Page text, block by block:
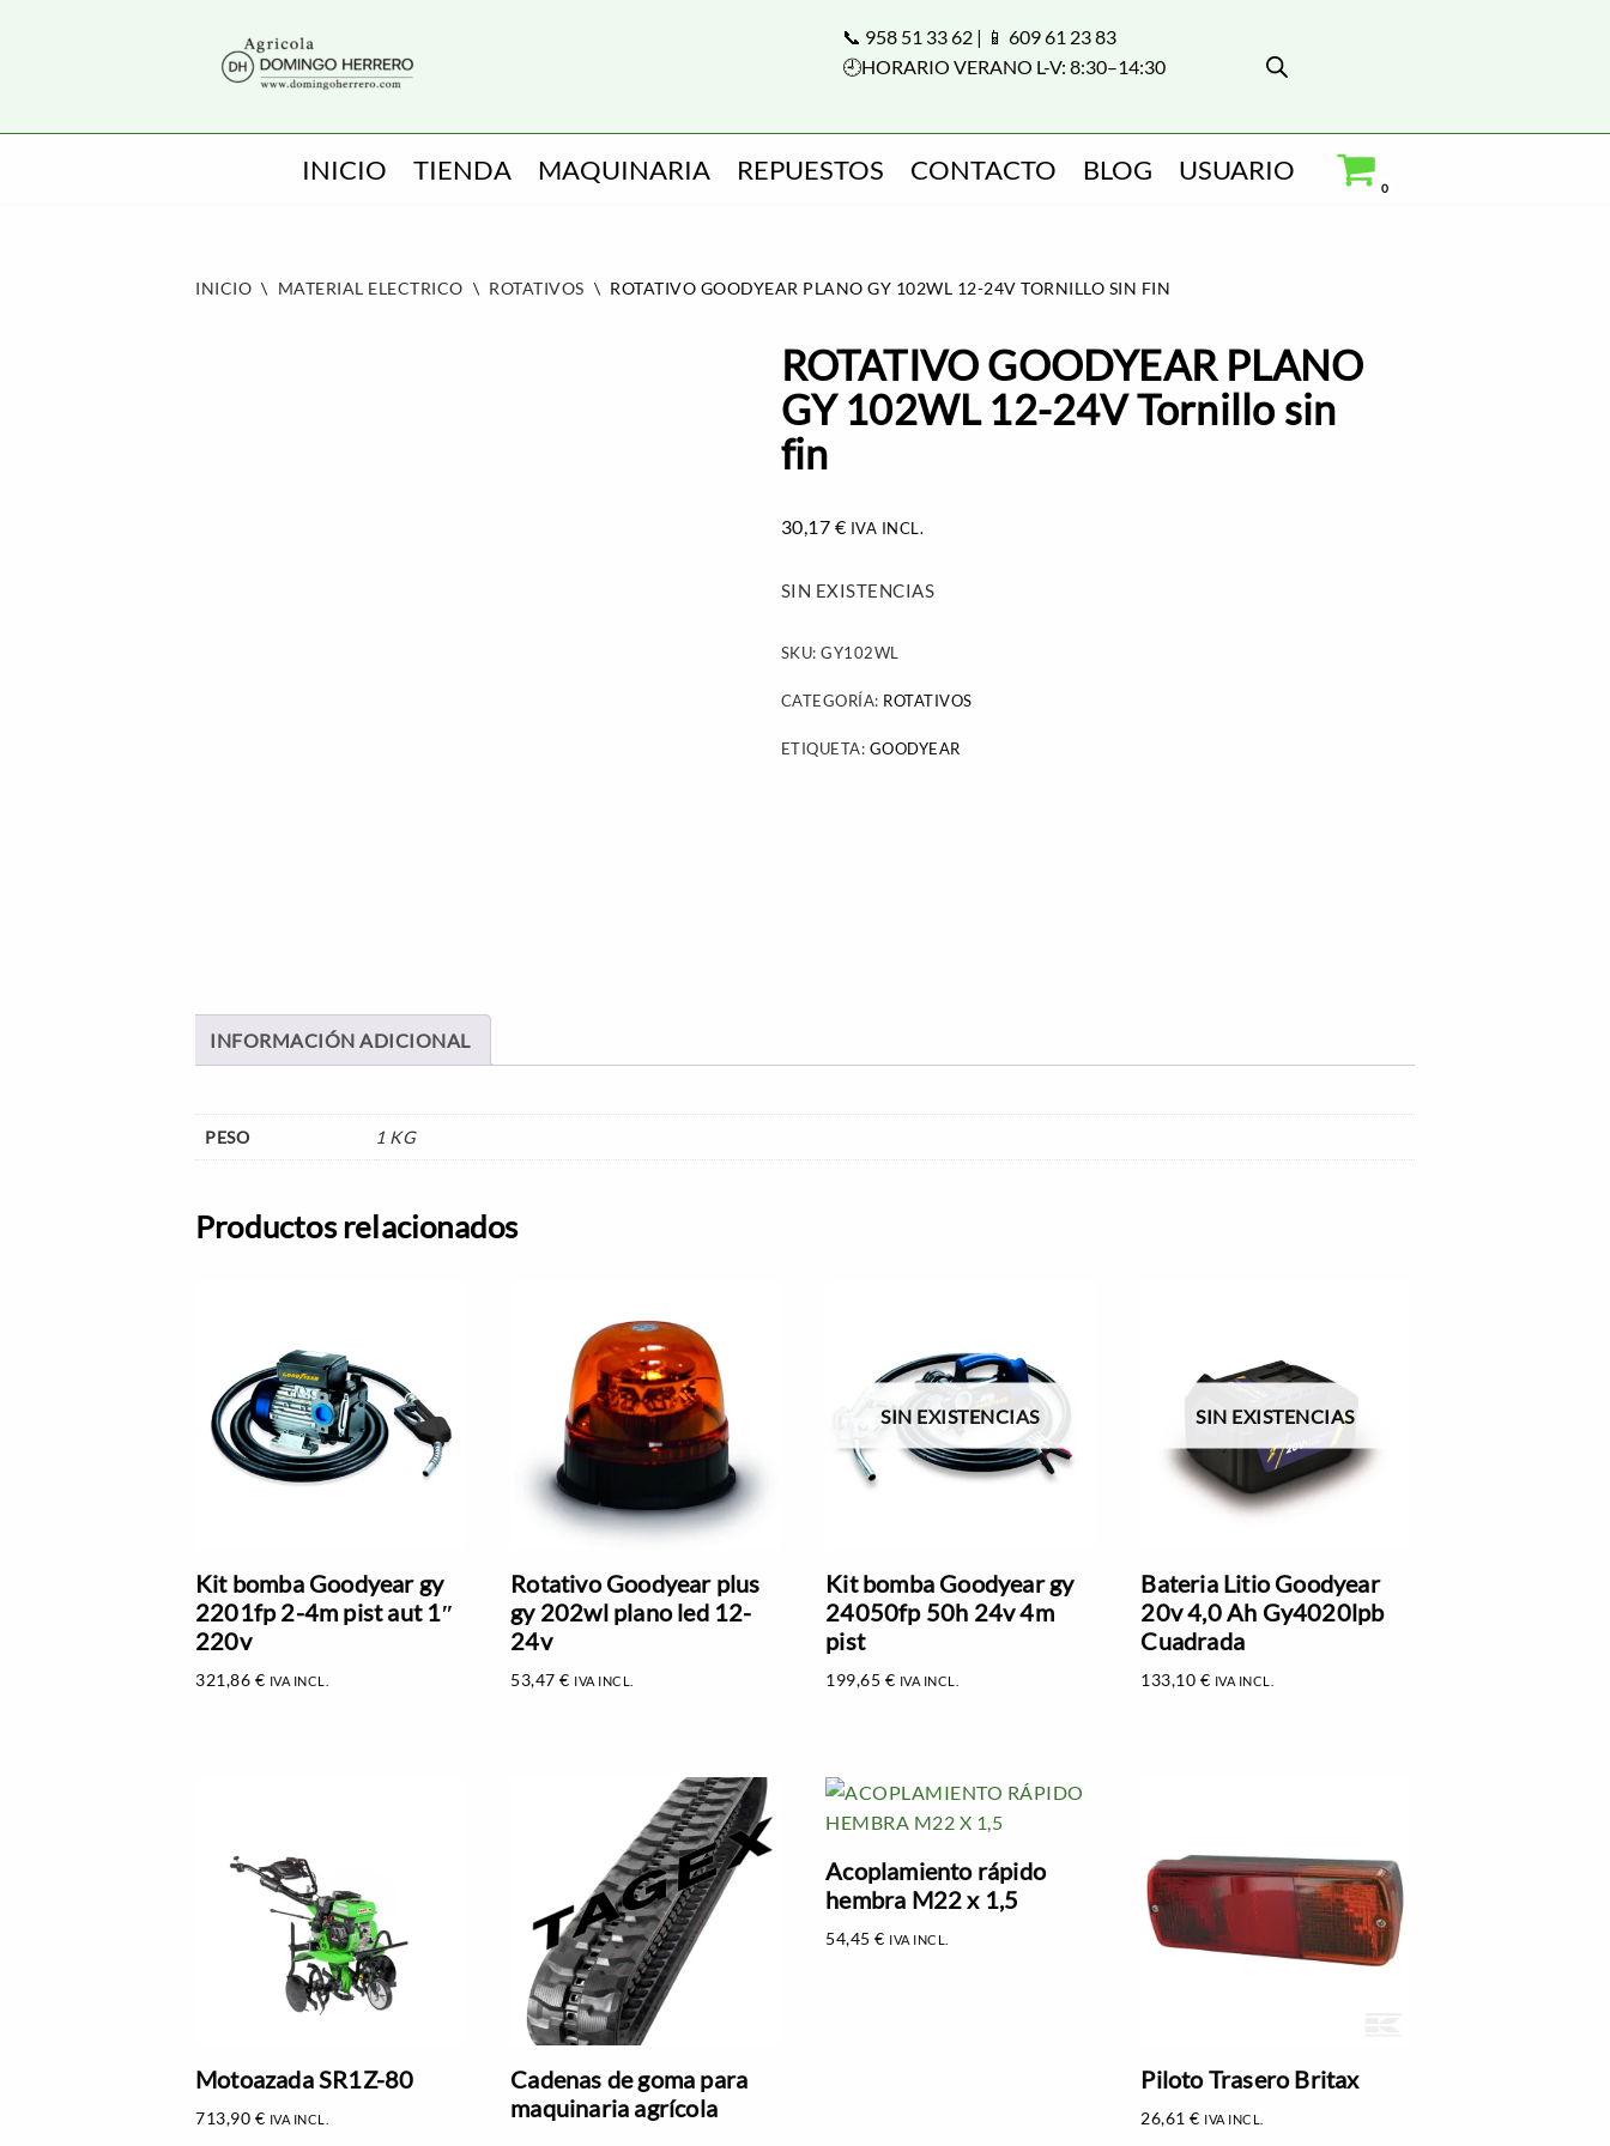
📞 958 51 33 62 | 📱 609 61 23 83
🕘HORARIO VERANO L-V: 8:30–14:30
INICIO TIENDA MAQUINARIA REPUESTOS CONTACTO BLOG USUARIO
0
INICIO \ MATERIAL ELECTRICO \ ROTATIVOS \ ROTATIVO GOODYEAR PLANO GY 102WL 12-24V TORNILLO SIN FIN
ROTATIVO GOODYEAR PLANO
GY 102WL 12-24V Tornillo sin
fin
30,17 € IVA INCL.
SIN EXISTENCIAS
SKU:GY102WL
CATEGORÍA: ROTATIVOS
ETIQUETA: GOODYEAR
INFORMACIÓN ADICIONAL
PESO 1 KG
Productos relacionados
Kit bomba Goodyear gy
2201fp 2-4m pist aut 1″
220v
321,86 € IVA INCL.
Rotativo Goodyear plus
gy 202wl plano led 12-
24v
53,47€ IVA INCL.
SIN EXISTENCIAS
Kit bomba Goodyear gy
24050fp 50h 24v 4m
pist
199,65 € IVA INCL.
SIN EXISTENCIAS
Bateria Litio Goodyear
20v 4,0 Ah Gy4020lpb
Cuadrada
133,10 € IVA INCL.
Motoazada SR1Z-80
713,90 € IVA INCL.
Cadenas de goma para
maquinaria agrícola
Acoplamiento rápido
hembra M22 x 1,5
54,45€ IVA INCL.
Piloto Trasero Britax
26,61€ IVA INCL.